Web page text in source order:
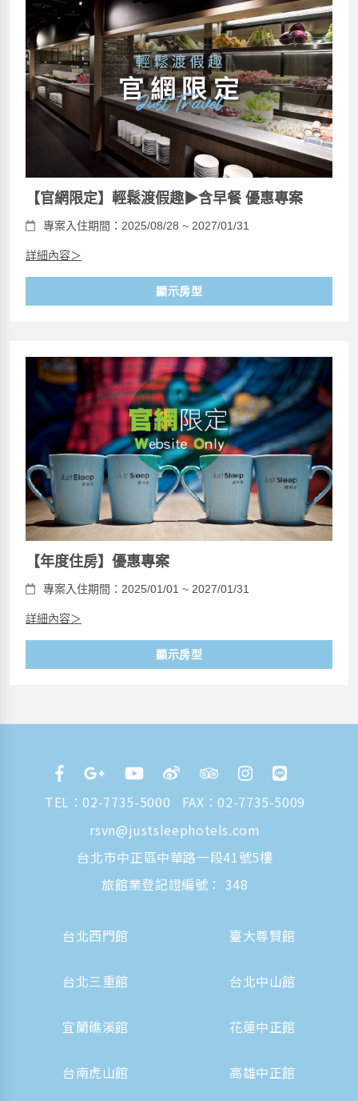
【官網限定】輕鬆渡假趣▶含早餐 優惠專案
專案入住期間：2025/08/28 ~ 2027/01/31
詳細內容＞
顯示房型
【年度住房】優惠專案
專案入住期間：2025/01/01 ~ 2027/01/31
詳細內容＞
顯示房型
TEL：02-7735-5000
FAX：02-7735-5009
rsvn@justsleephotels.com
台北市中正區中華路一段41號5樓
旅館業登記證編號： 348
台北西門館 臺大尊賢館
台北三重館 台北中山館
宜蘭礁溪館 花蓮中正館
台南虎山館 高雄中正館